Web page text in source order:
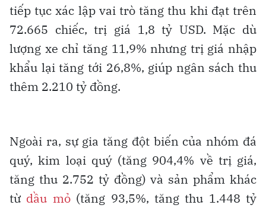
tiếp tục xác lập vai trò tăng thu khi đạt trên
72.665 chiếc, trị giá 1,8 tỷ USD. Mặc dù
lượng xe chỉ tăng 11,9% nhưng trị giá nhập
khẩu lại tăng tới 26,8%, giúp ngân sách thu
thêm 2.210 tỷ đồng.
Ngoài ra, sự gia tăng đột biến của nhóm đá
quý, kim loại quý (tăng 904,4% về trị giá,
tăng thu 2.752 tỷ đồng) và sản phẩm khác
từ dầu mỏ(tăng 93,5%, tăng thu 1.448 tỷ